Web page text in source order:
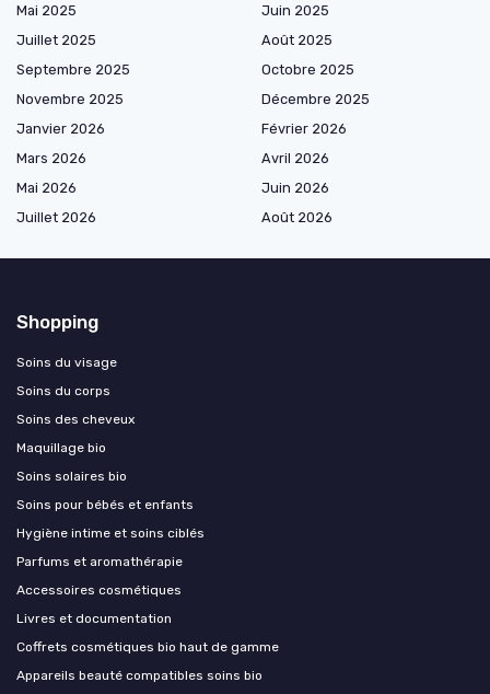
Mai 2025
Juin 2025
Juillet 2025
Août 2025
Septembre 2025
Octobre 2025
Novembre 2025
Décembre 2025
Janvier 2026
Février 2026
Mars 2026
Avril 2026
Mai 2026
Juin 2026
Juillet 2026
Août 2026
Shopping
Soins du visage
Soins du corps
Soins des cheveux
Maquillage bio
Soins solaires bio
Soins pour bébés et enfants
Hygiène intime et soins ciblés
Parfums et aromathérapie
Accessoires cosmétiques
Livres et documentation
Coffrets cosmétiques bio haut de gamme
Appareils beauté compatibles soins bio